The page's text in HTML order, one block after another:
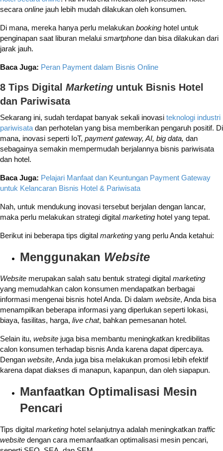
secara online jauh lebih mudah dilakukan oleh konsumen.
Di mana, mereka hanya perlu melakukan booking hotel untuk
penginapan saat liburan melalui smartphone dan bisa dilakukan dari
jarak jauh.
Baca Juga: Peran Payment dalam Bisnis Online
8 Tips Digital Marketing untuk Bisnis Hotel
dan Pariwisata
Sekarang ini, sudah terdapat banyak sekali inovasi teknologi industri
pariwisata dan perhotelan yang bisa memberikan pengaruh positif. Di
mana, inovasi seperti IoT, payment gateway, AI, big data, dan
sebagainya semakin mempermudah berjalannya bisnis pariwisata
dan hotel.
Baca Juga: Pelajari Manfaat dan Keuntungan Payment Gateway
untuk Kelancaran Bisnis Hotel & Pariwisata
Nah, untuk mendukung inovasi tersebut berjalan dengan lancar,
maka perlu melakukan strategi digital marketing hotel yang tepat.
Berikut ini beberapa tips digital marketing yang perlu Anda ketahui:
Menggunakan Website
Website merupakan salah satu bentuk strategi digital marketing
yang memudahkan calon konsumen mendapatkan berbagai
informasi mengenai bisnis hotel Anda. Di dalam website, Anda bisa
menampilkan beberapa informasi yang diperlukan seperti lokasi,
biaya, fasilitas, harga, live chat, bahkan pemesanan hotel.
Selain itu, website juga bisa membantu meningkatkan kredibilitas
calon konsumen terhadap bisnis Anda karena dapat dipercaya.
Dengan website, Anda juga bisa melakukan promosi lebih efektif
karena dapat diakses di manapun, kapanpun, dan oleh siapapun.
Manfaatkan Optimalisasi Mesin
Pencari
Tips digital marketing hotel selanjutnya adalah meningkatkan traffic
website dengan cara memanfaatkan optimalisasi mesin pencari,